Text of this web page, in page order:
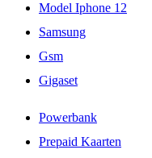
Model Iphone 12
Samsung
Gsm
Gigaset
Powerbank
Prepaid Kaarten